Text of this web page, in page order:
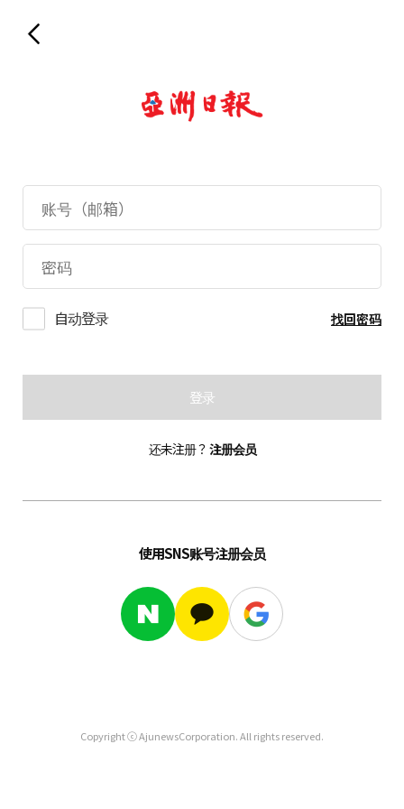
自动登录 找回密码
登录
还未注册？ 注册会员
使用SNS账号注册会员
Copyright ⓒ AjunewsCorporation. All rights reserved.